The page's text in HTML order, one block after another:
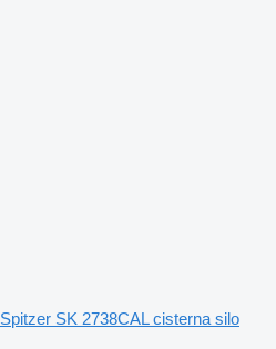
Spitzer SK 2738CAL cisterna silo